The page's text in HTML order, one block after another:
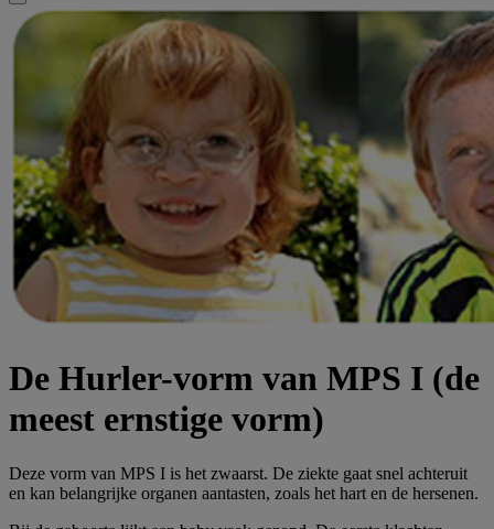
De Hurler-vorm van MPS I (de
meest ernstige vorm)
Deze vorm van MPS I is het zwaarst. De ziekte gaat snel achteruit
en kan belangrijke organen aantasten, zoals het hart en de hersenen.